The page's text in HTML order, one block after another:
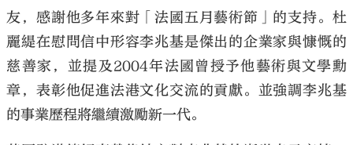
友，感謝他多年來對「法國五月藝術節」的支持。杜
麗緹在慰問信中形容李兆基是傑出的企業家與慷慨的
慈善家，並提及2004年法國曾授予他藝術與文學勳
章，表彰他促進法港文化交流的貢獻。並強調李兆基
的事業歷程將繼續激勵新一代。